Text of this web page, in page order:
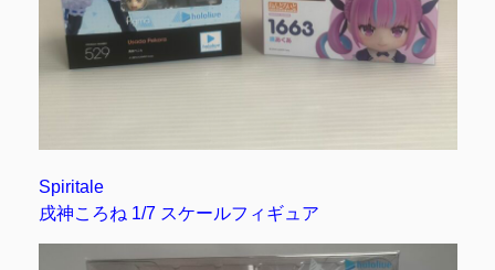
Spiritale
戌神ころね 1/7 スケールフィギュア